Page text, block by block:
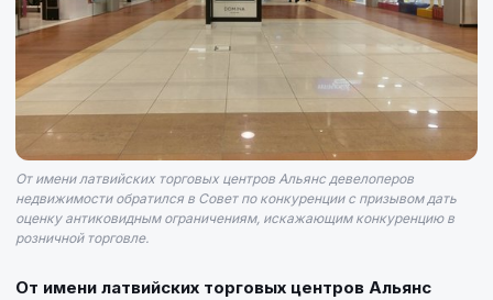
От имени латвийских торговых центров Альянс девелоперов
недвижимости обратился в Совет по конкуренции с призывом дать
оценку антиковидным ограничениям, искажающим конкуренцию в
розничной торговле.
От имени латвийских торговых центров Альянс